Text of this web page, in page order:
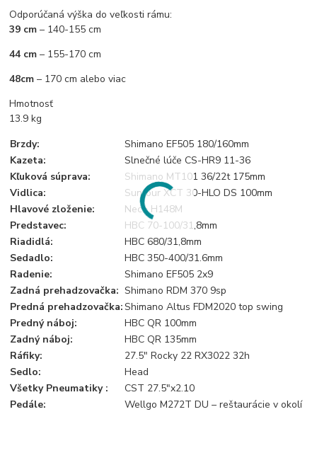
Odporúčaná výška do veľkosti rámu:
39 cm – 140-155 cm
44 cm – 155-170 cm
48cm – 170 cm alebo viac
Hmotnosť
13.9 kg
Brzdy:
Shimano EF505 180/160mm
Kazeta:
Slnečné lúče CS-HR9 11-36
Kľuková súprava:
Shimano MT101 36/22t 175mm
Vidlica:
Suntour XCT 30-HLO DS 100mm
Hlavové zloženie:
Neco H148M
Predstavec:
HBC 70-100/31,8mm
Riadidlá:
HBC 680/31,8mm
Sedadlo:
HBC 350-400/31.6mm
Radenie:
Shimano EF505 2x9
Zadná prehadzovačka: Shimano RDM 370 9sp
Predná prehadzovačka:Shimano Altus FDM2020 top swing
Predný náboj:
HBC QR 100mm
Zadný náboj:
HBC QR 135mm
Ráfiky:
27.5" Rocky 22 RX3022 32h
Sedlo:
Head
Všetky Pneumatiky :
CST 27.5"x2.10
Pedále:
Wellgo M272T DU – reštaurácie v okolí